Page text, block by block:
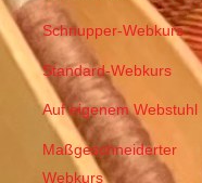
Schnupper-Webkurs
Standard-Webkurs
Auf eigenem Webstuhl
Maßgeschneiderter
Webkurs